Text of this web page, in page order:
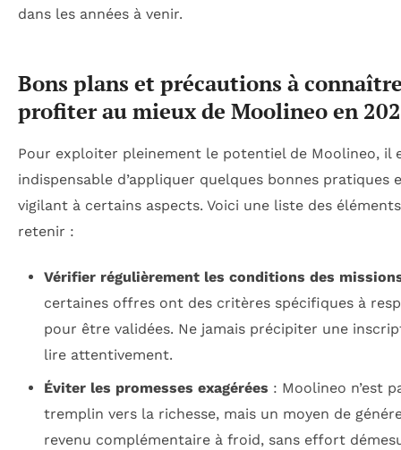
dans les années à venir.
Bons plans et précautions à
profiter au mieux de Moolineo en
Pour exploiter pleinement le potentiel de Moolineo, il
indispensable d’appliquer quelques bonnes pratiques
vigilant à certains aspects. Voici une liste des
retenir :
Vérifier régulièrement les conditions des
certaines offres ont des critères spécifiques à
pour être validées. Ne jamais précipiter une
lire attentivement.
Éviter les promesses exagérées : Moolineo n’est
tremplin vers la richesse, mais un moyen de
revenu complémentaire à froid, sans effort